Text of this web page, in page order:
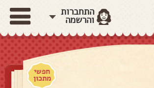
התחברות
והרשמה
חפשי
מתכון